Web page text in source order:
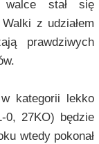
stał się
z udziałem
prawdziwych
kategorii lekko
0, 27KO) będzie
wtedy pokonał